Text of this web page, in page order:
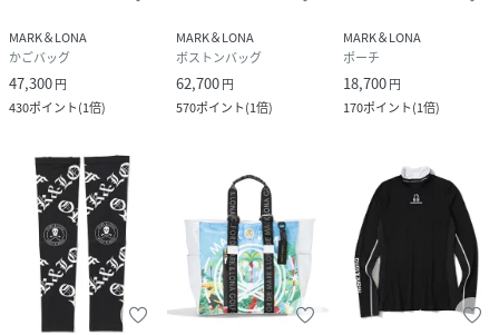
MARK＆LONA
かごバッグ
47,300円
430ポイント(1倍)
MARK＆LONA
ボストンバッグ
62,700円
570ポイント(1倍)
MARK＆LONA
ポーチ
18,700円
170ポイント(1倍)